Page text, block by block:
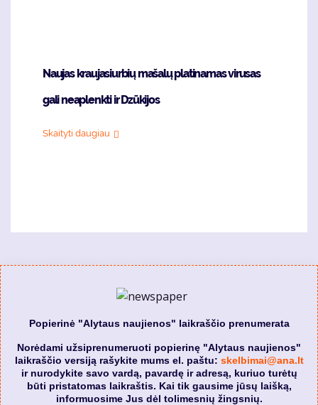
Naujas kraujasiurbių mašalų platinamas virusas
gali neaplenkti ir Dzūkijos
Skaityti daugiau
Popierinė "Alytaus naujienos" laikraščio prenumerata
Norėdami užsiprenumeruoti popierinę "Alytaus naujienos"
laikraščio versiją rašykite mums el. paštu: skelbimai@ana.lt
ir nurodykite savo vardą, pavardę ir adresą, kuriuo turėtų
būti pristatomas laikraštis. Kai tik gausime jūsų laišką,
informuosime Jus dėl tolimesnių žingsnių.